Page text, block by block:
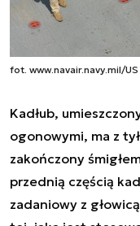
fot. www.navair.navy.mil/US
Kadłub,
ogonowymi, ma z
zakończony
przednią częścią
zadaniowy z